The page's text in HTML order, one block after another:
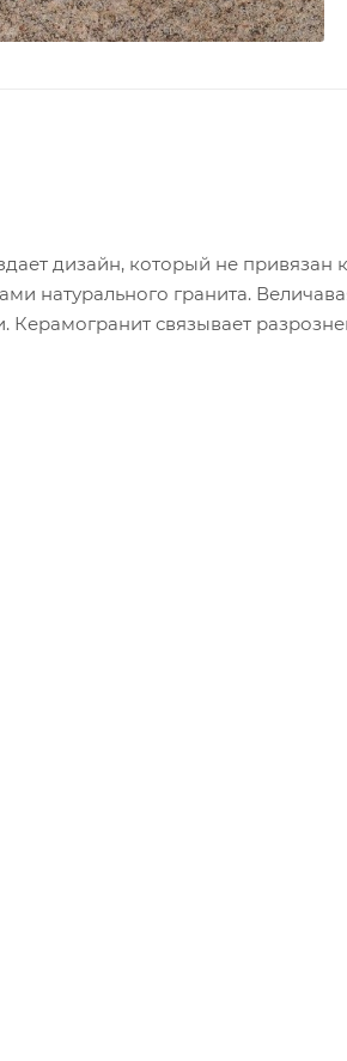
дизайн, который не
натурального гранита.
связывает